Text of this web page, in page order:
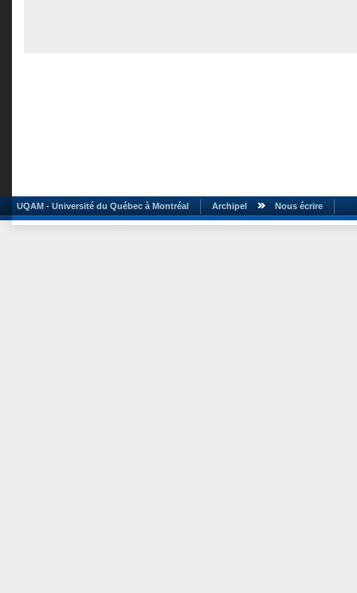
UQAM - Université du Québec à Montréal Archipel Nous écrire